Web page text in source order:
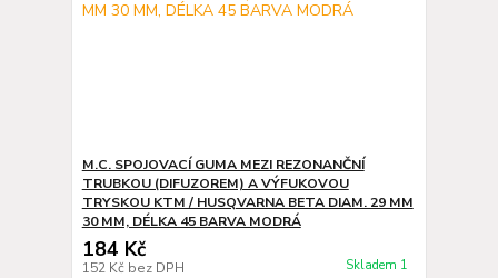
M.C. SPOJOVACÍ GUMA MEZI REZONANČNÍ
TRUBKOU (DIFUZOREM) A VÝFUKOVOU
TRYSKOU KTM / HUSQVARNA BETA DIAM. 29 MM
30 MM, DÉLKA 45 BARVA MODRÁ
184 Kč
152 Kč bez DPH Skladem 1